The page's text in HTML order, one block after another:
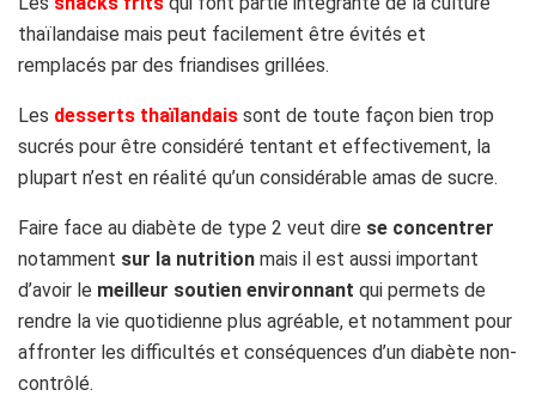
thaïlandaise mais peut facilement être évités et
remplacés par des friandises grillées.
Les desserts thaïlandais sont de toute façon bien trop
sucrés pour être considéré tentant et effectivement, la
plupart n’est en réalité qu’un considérable amas de sucre.
Faire face au diabète de type 2 veut dire se concentrer
notamment sur la nutrition mais il est aussi important
d’avoir le meilleur soutien environnant qui permets de
rendre la vie quotidienne plus agréable, et notamment pour
affronter les difficultés et conséquences d’un diabète non-
contrôlé.